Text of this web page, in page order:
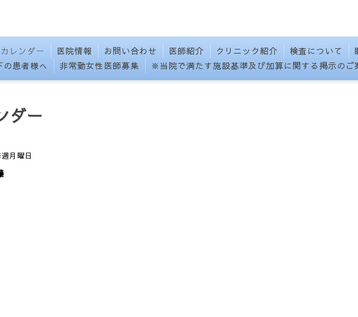
カレンダー 医院情報 お問い合わせ 医師紹介 クリニック紹介 検査について
の患者様へ 非常勤女性医師募集 ※当院で満たす施設基準及び加算に関する掲示のご
ダー
月曜日